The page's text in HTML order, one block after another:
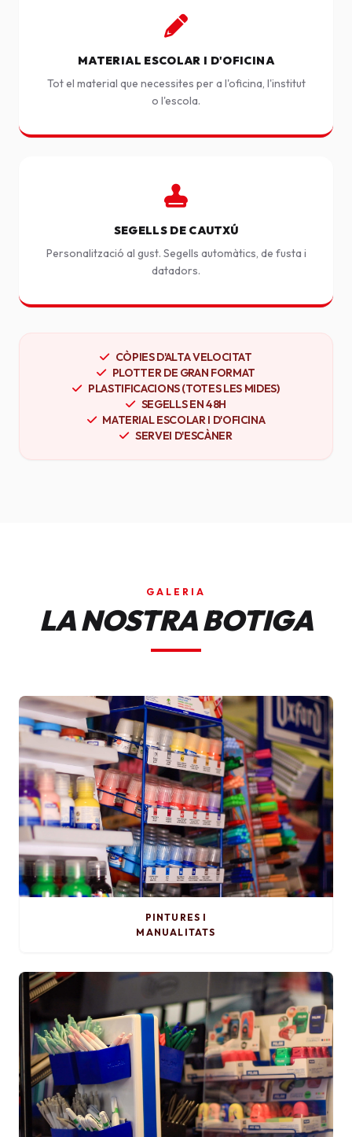
MATERIAL ESCOLAR I D'OFICINA
Tot el material que necessites per a l'oficina, l'institut
o l'escola.
SEGELLS DE CAUTXÚ
Personalització al gust. Segells automàtics, de fusta i
datadors.
CÒPIES D'ALTA VELOCITAT
PLOTTER DE GRAN FORMAT
PLASTIFICACIONS (TOTES LES MIDES)
SEGELLS EN 48H
MATERIAL ESCOLAR I D'OFICINA
SERVEI D'ESCÀNER
GALERIA
LA NOSTRA BOTIGA
PINTURES I
MANUALITATS